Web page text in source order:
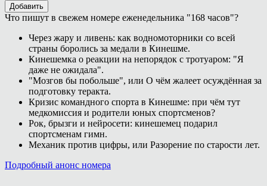
Добавить
Что пишут в свежем номере еженедельника "168 часов"?
Через жару и ливень: как водномоторники со всей
страны боролись за медали в Кинешме.
Кинешемка о реакции на непорядок с тротуаром: "Я
даже не ожидала".
"Мозгов бы побольше", или О чём жалеет осуждённая за
подготовку теракта.
Кризис командного спорта в Кинешме: при чём тут
медкомиссия и родители юных спортсменов?
Рок, брызги и нейросети: кинешемец подарил
спортсменам гимн.
Механик против цифры, или Разорение по старости лет.
Подробный анонс номера